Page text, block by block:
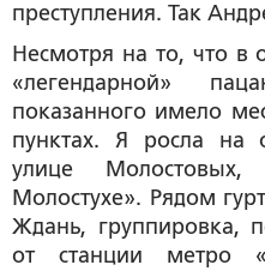
преступления. Так
Несмотря на то, что в
«легендарной»
показанного имело
пунктах. Я росла
улице
Молостухе». Рядом
Ждань, группировка,
от станции метро